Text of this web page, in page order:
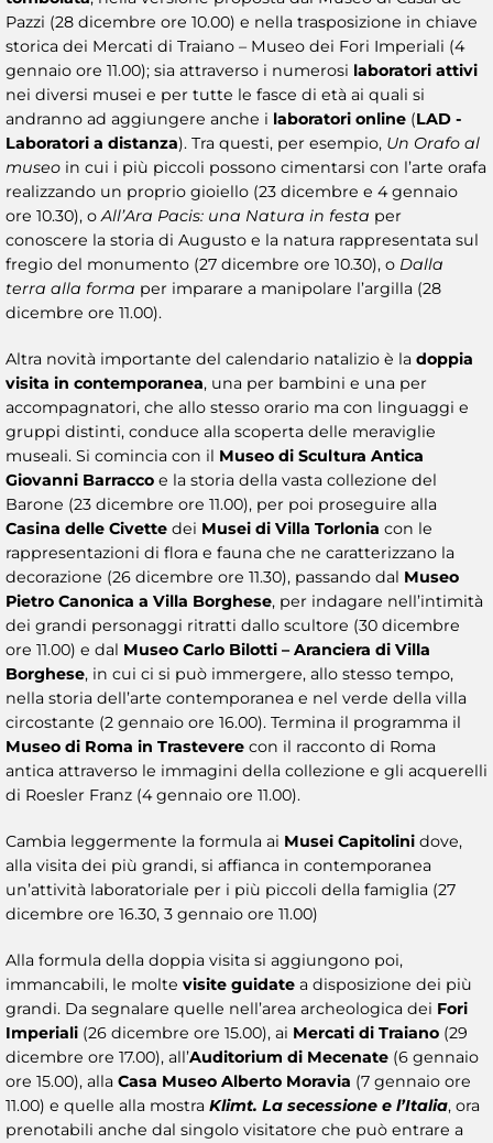
Pazzi (28 dicembre ore 10.00) e nella trasposizione in chiave
storica dei Mercati di Traiano – Museo dei Fori Imperiali (4
gennaio ore 11.00); sia attraverso i numerosi laboratori attivi
nei diversi musei e per tutte le fasce di età ai quali si
andranno ad aggiungere anche i laboratori online (LAD -
Laboratori a distanza). Tra questi, per esempio, Un Orafo al
museo in cui i più piccoli possono cimentarsi con l’arte orafa
realizzando un proprio gioiello (23 dicembre e 4 gennaio
ore 10.30), oAll’Ara Pacis: una Natura in festa per
conoscere la storia di Augusto e la natura rappresentata sul
fregio del monumento (27 dicembre ore 10.30), o Dalla
terra alla forma per imparare a manipolare l’argilla (28
dicembre ore 11.00).
Altra novità importante del calendario natalizio è la doppia
visita in contemporanea, una per bambini e una per
accompagnatori, che allo stesso orario ma con linguaggi e
gruppi distinti, conduce alla scoperta delle meraviglie
museali. Si comincia con il Museo di Scultura Antica
Giovanni Barracco e la storia della vasta collezione del
Barone (23 dicembre ore 11.00), per poi proseguire alla
Casina delle Civette dei Musei di Villa Torlonia con le
rappresentazioni di flora e fauna che ne caratterizzano la
decorazione (26 dicembre ore 11.30), passando dal Museo
Pietro Canonica a Villa Borghese, per indagare nell’intimità
dei grandi personaggi ritratti dallo scultore (30 dicembre
ore 11.00) e dal Museo Carlo Bilotti – Aranciera di Villa
Borghese, in cui ci si può immergere, allo stesso tempo,
nella storia dell’arte contemporanea e nel verde della villa
circostante (2 gennaio ore 16.00). Termina il programma il
Museo di Roma in Trastevere con il racconto di Roma
antica attraverso le immagini della collezione e gli acquerelli
di Roesler Franz (4 gennaio ore 11.00).
Cambia leggermente la formula ai Musei Capitolini dove,
alla visita dei più grandi, si affianca in contemporanea
un’attività laboratoriale per i più piccoli della famiglia (27
dicembre ore 16.30, 3 gennaio ore 11.00)
Alla formula della doppia visita si aggiungono poi,
immancabili, le molte visite guidate a disposizione dei più
grandi. Da segnalare quelle nell’area archeologica dei Fori
Imperiali (26 dicembre ore 15.00), ai Mercati di Traiano (29
dicembre ore 17.00), all’Auditorium di Mecenate (6 gennaio
ore 15.00), alla Casa Museo Alberto Moravia (7 gennaio ore
11.00) e quelle alla mostra Klimt. La secessione e l’Italia, ora
prenotabili anche dal singolo visitatore che può entrare a